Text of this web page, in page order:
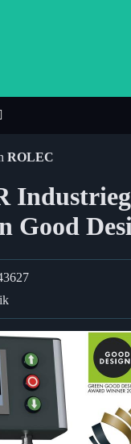
ROLEC
Good